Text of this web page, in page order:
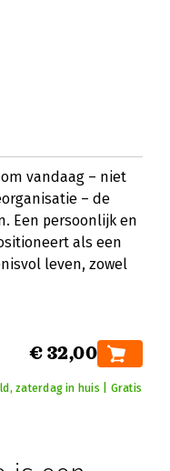
vandaag – niet
– de
Een persoonlijk en
als een
leven, zowel
€ 32,00
zaterdag in huis | Gratis